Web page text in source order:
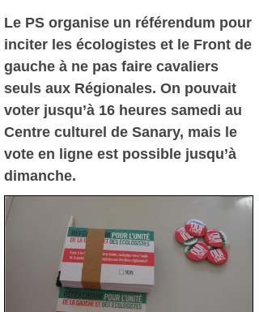
Le PS organise un référendum pour
inciter les écologistes et le Front de
gauche à ne pas faire cavaliers
seuls aux Régionales. On pouvait
voter jusqu’à 16 heures samedi au
Centre culturel de Sanary, mais le
vote en ligne est possible jusqu’à
dimanche.